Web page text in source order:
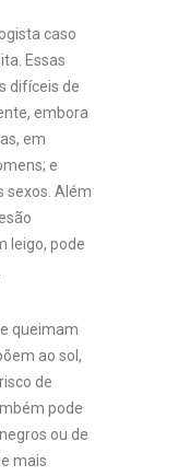
caso
Essas
difíceis de
embora
em
e
sexos. Além
leigo, pode
queimam
ao sol,
de
pode
ou de
mais